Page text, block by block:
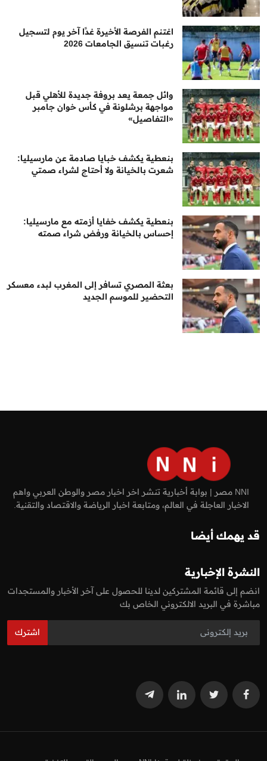
اغتنم الفرصة الأخيرة غدًا آخر يوم لتسجيل
رغبات تنسيق الجامعات 2026
وائل جمعة يعد بروفة جديدة للأهلي قبل
مواجهة برشلونة في كأس خوان جامبر
«التفاصيل»
بنعطية يكشف خبايا صادمة عن مارسيليا:
شعرت بالخيانة ولا أحتاج لشراء صمتي
بنعطية يكشف خفايا أزمته مع مارسيليا:
إحساس بالخيانة ورفض شراء صمته
بعثة المصري تسافر إلى المغرب لبدء معسكر
التحضير للموسم الجديد
NNI مصر | بوابة أخبارية تنشر اخر اخبار مصر والوطن العربي واهم
الاخبار العاجلة في العالم، ومتابعة اخبار الرياضة والاقتصاد والتقنية.
قد يهمك أيضا
النشرة الإخبارية
انضم إلى قائمة المشتركين لدينا للحصول على آخر الأخبار والمستجدات
مباشرة في البريد الالكتروني الخاص بك
اشترك